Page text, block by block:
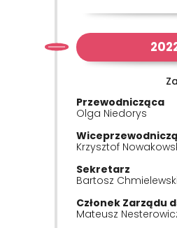
Przewodnicząca
Olga Niedorys
Krzysztof
Sekretarz
Bartosz Chmielewski
Członek Zarządu
Mateusz